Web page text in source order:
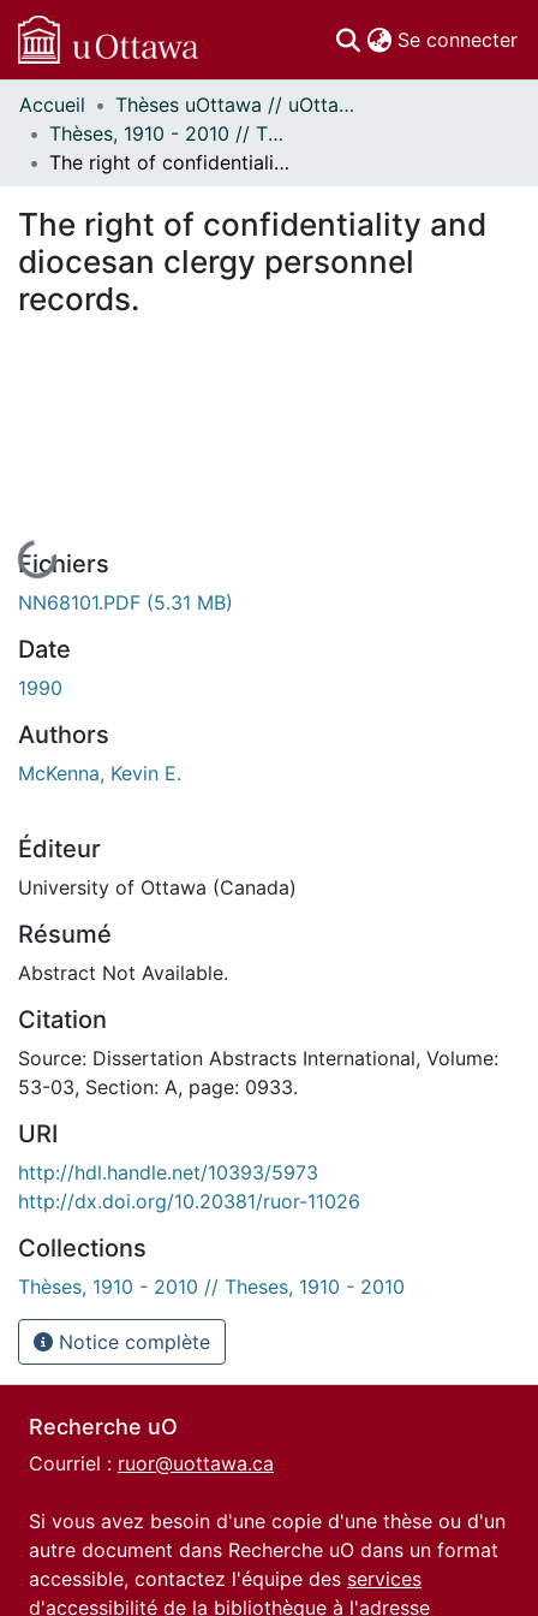
Se connecter
Communautés
et collections
Parcourir
À propos
Accueil
Thèses uOttawa // uOttawa Theses
Thèses, 1910 - 2010 // Theses, 1910 - 2010
The right of confidentiality and diocesan clergy personnel records.
The right of confidentiality and
diocesan clergy personnel
records.
En cours de chargement...
Fichiers
NN68101.PDF (5.31 MB)
Date
1990
Authors
McKenna, Kevin E.
Éditeur
University of Ottawa (Canada)
Résumé
Abstract Not Available.
Citation
Source: Dissertation Abstracts International, Volume:
53-03, Section: A, page: 0933.
URI
http://hdl.handle.net/10393/5973
http://dx.doi.org/10.20381/ruor-11026
Collections
Thèses, 1910 - 2010 // Theses, 1910 - 2010
Notice complète
Recherche uO
Courriel : ruor@uottawa.ca
Si vous avez besoin d'une copie d'une thèse ou d'un
autre document dans Recherche uO dans un format
accessible, contactez l'équipe des services
d'accessibilité de la bibliothèque à l'adresse